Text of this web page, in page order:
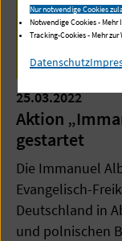
25.03.2022
Aktion
gestartet
Die Immanuel
Evangelisch-
Deutschland in
und polnischen
Nur notwendige Cookies
Notwendige Cookies - Mehr
Tracking-Cookies - Mehr
Datenschutz